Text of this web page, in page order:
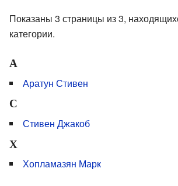
Показаны 3 страницы из 3,
категории.
А
Аратун Стивен
С
Стивен Джакоб
Х
Хопламазян Марк